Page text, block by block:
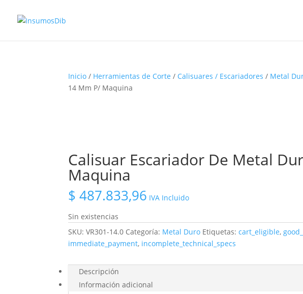
Inicio / Herramientas de Corte / Calisuares / Escariadores / Metal
14 Mm P/ Maquina
Calisuar Escariador De Metal
Maquina
$ 487.833,96 IVA Incluido
Sin existencias
SKU:VR301-14.0 Categoría: Metal Duro Etiquetas:cart_eligible,
immediate_payment, incomplete_technical_specs
Descripción
Información adicional